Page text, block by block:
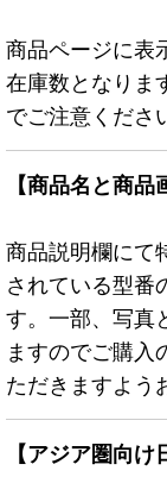
商品ページに表
在庫数となりま
でご注意くださ
【商品名と商品
商品説明欄にて
されている型番
す。一部、写真
ますのでご購入
ただきますよう
【アジア圏向け